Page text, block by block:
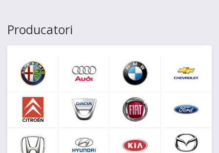
Producatori